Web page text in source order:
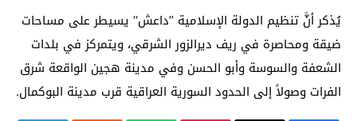
يُذكر أنَّ تنظيم الدولة الإسلامية ’’داعش‘‘ يسيطر على مساحات
ضيقة ومحاصرة في ريف ديرالزور الشرقي، ويتمركز في بلدات
الشعفة والسوسة وأبو الحسن وفي مدينة هجين الواقعة شرق
الفرات وصولاً إلى الحدود السورية العراقية قرب مدينة البوكمال.